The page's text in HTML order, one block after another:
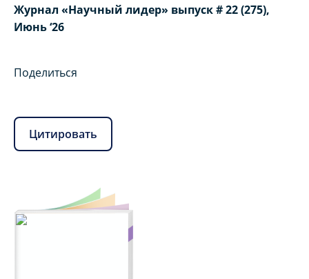
Журнал «Научный лидер» выпуск # 22 (275),
Июнь ‘26
Поделиться
Цитировать